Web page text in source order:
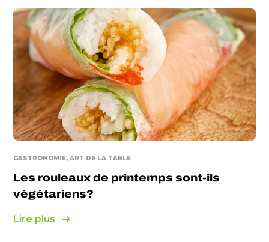
GASTRONOMIE, ART DE LA TABLE
Les rouleaux de printemps sont-ils
végétariens?
Lire plus